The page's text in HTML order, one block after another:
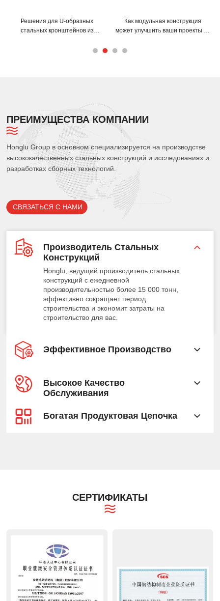
Как модульная конструкция
может улучшить ваши проекты со
Как С-образные и Z-образные
прогоны могут улучшить
ПРЕИМУЩЕСТВА КОМПАНИИ
Honglu Group в основном специализируется на производстве
высококачественных стальных конструкций и исследованиях и
разработках сборных технологий.
СВЯЗАТЬСЯ С НАМИ
Производитель Стальных
Конструкций
Honglu, ведущий производитель стальных
конструкций с ежедневной
производительностью более 15 000 тонн,
эффективно сокращает период
строительства и экономит затраты на
строительство для вас.
Эффективное Производство
Высокое Качество
Обслуживания
Богатая Продуктовая Цепочка
СЕРТИФИКАТЫ